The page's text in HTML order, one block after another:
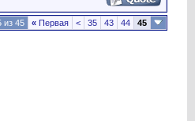
из 45 « Первая < 35 43 44 45